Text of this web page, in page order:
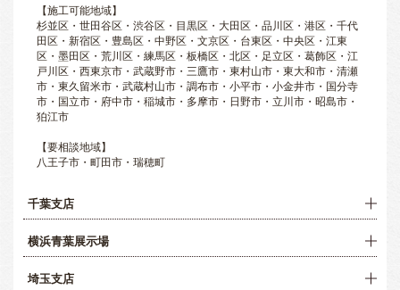
【施工可能地域】
杉並区・世田谷区・渋谷区・目黒区・大田区・品川区・港区・千代
田区・新宿区・豊島区・中野区・文京区・台東区・中央区・江東
区・墨田区・荒川区・練馬区・板橋区・北区・足立区・葛飾区・江
戸川区・西東京市・武蔵野市・三鷹市・東村山市・東大和市・清瀬
市・東久留米市・武蔵村山市・調布市・小平市・小金井市・国分寺
市・国立市・府中市・稲城市・多摩市・日野市・立川市・昭島市・
狛江市
【要相談地域】
八王子市・町田市・瑞穂町
千葉支店
横浜青葉展示場
埼玉支店